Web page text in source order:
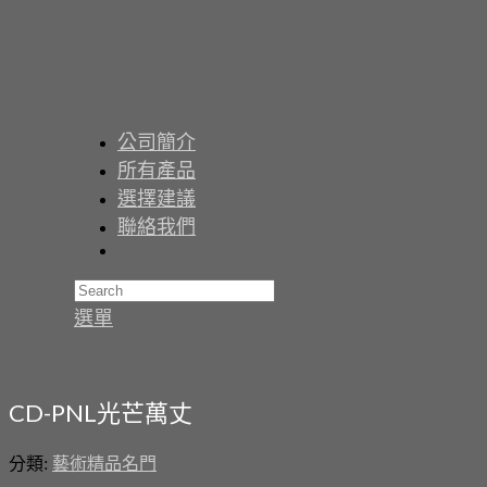
公司簡介
所有產品
選擇建議
聯絡我們
選單
CD-PNL光芒萬丈
分類: 藝術精品名門